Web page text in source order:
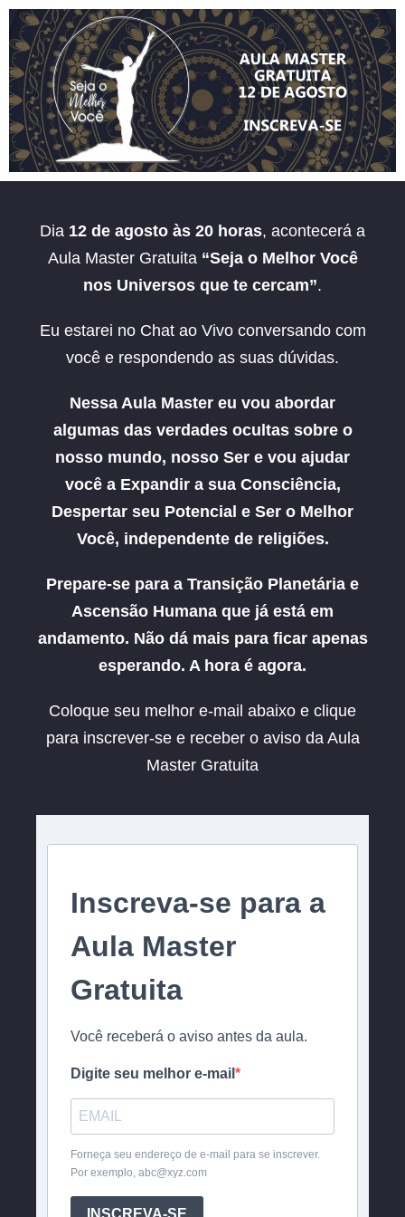
Pular
para
o
conteúdo
Dia 12 de agosto às 20 horas, acontecerá a
Aula Master Gratuita “Seja o Melhor Você
nos Universos que te cercam”.
Eu estarei no Chat ao Vivo conversando com
você e respondendo as suas dúvidas.
Nessa Aula Master eu vou abordar
algumas das verdades ocultas sobre o
nosso mundo, nosso Ser e vou ajudar
você a Expandir a sua Consciência,
Despertar seu Potencial e Ser o Melhor
Você, independente de religiões.
Prepare-se para a Transição Planetária e
Ascensão Humana que já está em
andamento. Não dá mais para ficar apenas
esperando. A hora é agora.
Coloque seu melhor e-mail abaixo e clique
para inscrever-se e receber o aviso da Aula
Master Gratuita
Inscreva-se para a
Aula Master
Gratuita
Você receberá o aviso antes da aula.
Digite seu melhor e-mail
Forneça seu endereço de e-mail para se inscrever.
Por exemplo, abc@xyz.com